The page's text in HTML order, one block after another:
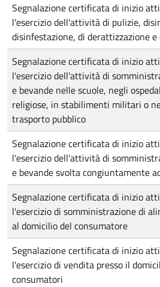
Segnalazione certificata di inizio
l'esercizio dell'attività di pulizie,
disinfestazione, di derattizzazione
Segnalazione certificata di inizio
l'esercizio dell'attività di
e bevande nelle scuole, negli
religiose, in stabilimenti militari o
trasporto pubblico
Segnalazione certificata di inizio
l'esercizio dell'attività di
e bevande svolta congiuntamente
Segnalazione certificata di inizio
l'esercizio di somministrazione di
al domicilio del consumatore
Segnalazione certificata di inizio
l'esercizio di vendita presso il
consumatori